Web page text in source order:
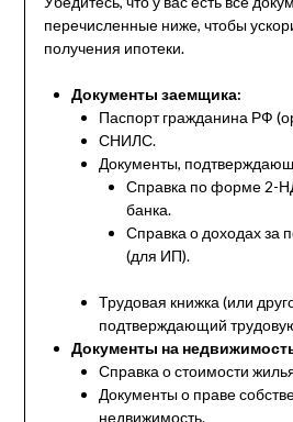
перечисленные ниже, чтобы
получения ипотеки.
Документы заемщика:
Паспорт гражданина РФ
СНИЛС.
Документы,
Справка по форме 2-
банка.
Справка о доходах за
(для ИП).
Трудовая книжка (или
подтверждающий
Документы на
Справка о стоимости
Документы о праве
недвижимость.